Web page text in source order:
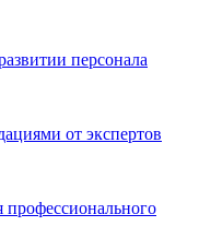
персонала
от экспертов